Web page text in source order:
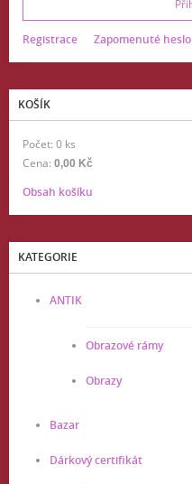
Registrace Zapomenuté heslo
KOŠÍK
Počet: 0 ks
Cena: 0,00 Kč
Obsah košíku
KATEGORIE
ANTIK
Obrazové rámy
Obrazy
Bazar
Dárkový certifikát